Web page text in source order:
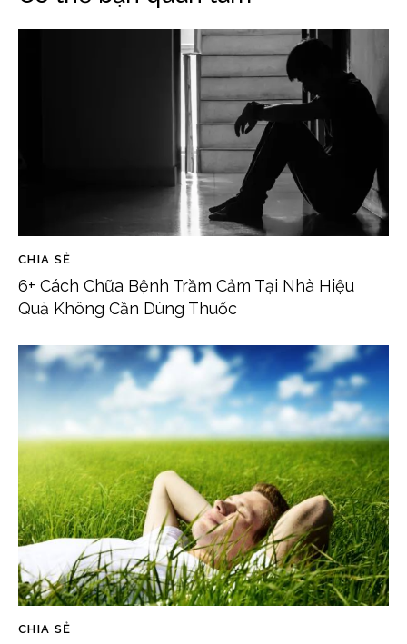
CHIA SẺ
6+ Cách Chữa Bệnh Trầm Cảm Tại Nhà Hiệu
Quả Không Cần Dùng Thuốc
CHIA SẺ